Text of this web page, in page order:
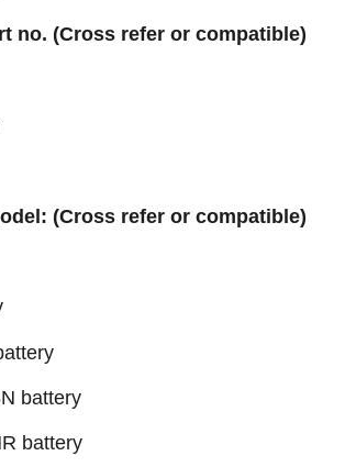
no. (Cross refer or compatible)
(Cross refer or compatible)
battery
battery